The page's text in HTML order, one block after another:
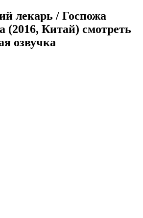
лекарь / Госпожа
(2016, Китай) смотреть
озвучка